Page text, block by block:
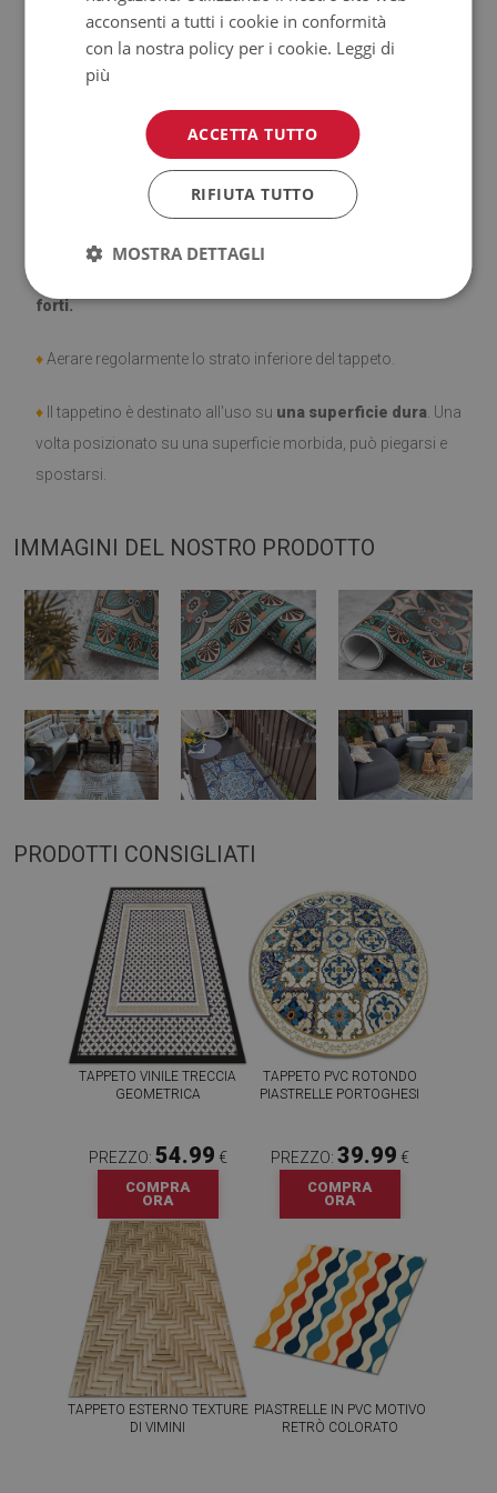
Prodotto facile da pulire,resistente alle macchie e
all'acqua.
Si ricorda che i danni causati dall'uso dovuto al trascorrere
del tempo (es. abrasioni) non sono soggetti a reclami.
Come prendersi cura del prodotto?
forti.
♦ Aerare regolarmente lo strato inferiore del tappeto.
♦ Il tappetino è destinato all'uso su una superficie dura . Una
volta posizionato su una superficie morbida, può piegarsi e
spostarsi.
IMMAGINI DEL NOSTRO PRODOTTO
PRODOTTI CONSIGLIATI
TAPPETO VINILE TRECCIA
GEOMETRICA
PREZZO: 54.99 €
COMPRA
ORA
TAPPETO PVC ROTONDO
PIASTRELLE PORTOGHESI
PREZZO: 39.99 €
COMPRA
ORA
TAPPETO ESTERNO TEXTURE
DI VIMINI
PIASTRELLE IN PVC MOTIVO
RETRÒ COLORATO
acconsenti a tutti i cookie in conformità
con la nostra policy per i cookie. Leggi di
più
ACCETTA TUTTO
RIFIUTA TUTTO
MOSTRA DETTAGLI